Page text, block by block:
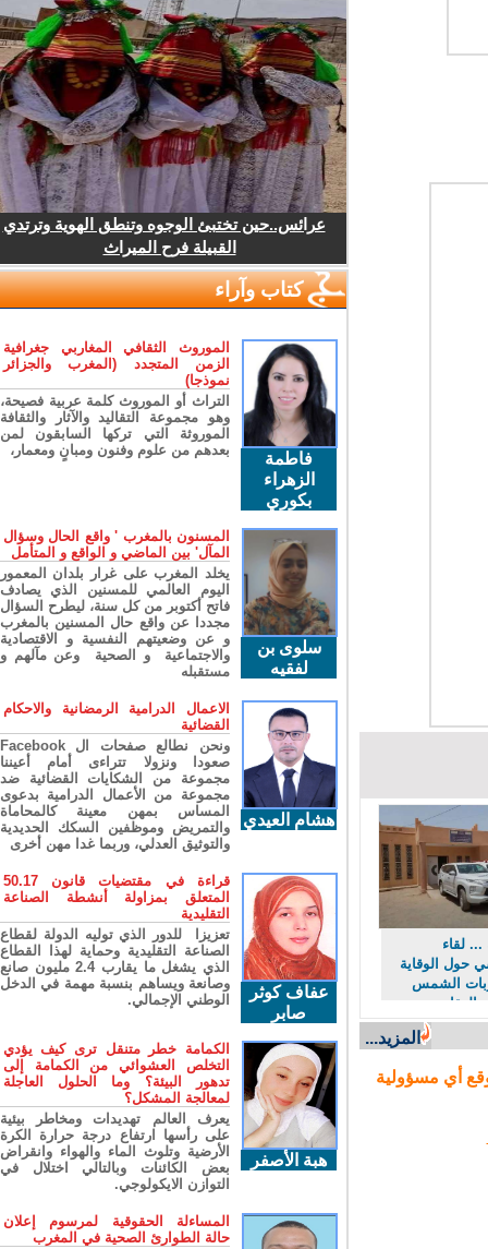
لقاء
الوقاية
الشمس
المزيد...
أي مسؤولية
عرائس..حين تختبئ الوجوه وتنطق الهوية وترتدي
القبيلة فرح الميراث
كتاب وآراء
فاطمة
الزهراء
بكوري
الموروث الثقافي المغاربي جغرافية
الزمن المتجدد (المغرب والجزائر
نموذجا)
التراث أو الموروث كلمة عربية فصيحة،
وهو مجموعة التقاليد والآثار والثقافة
الموروثة التي تركها السابقون لمن
بعدهم من علوم وفنون ومبانٍ ومعمار،
سلوى بن
لفقيه
المسنون بالمغرب ' واقع الحال وسؤال
المآل' بين الماضي و الواقع و المتأمل
يخلد المغرب على غرار بلدان المعمور
اليوم العالمي للمسنين الذي يصادف
فاتح أكتوبر من كل سنة، ليطرح السؤال
مجددا عن واقع حال المسنين بالمغرب
و عن وضعيتهم النفسية و الاقتصادية
والاجتماعية و الصحية وعن مآلهم و
مستقبله
هشام العيدي
الاعمال الدرامية الرمضانية والاحكام
القضائية
ونحن نطالع صفحات ال Facebook
صعودا ونزولا تتراءى أمام أعيننا
مجموعة من الشكايات القضائية ضد
مجموعة من الأعمال الدرامية بدعوى
المساس بمهن معينة كالمحاماة
والتمريض وموظفين السكك الحديدية
والتوثيق العدلي، وربما غدا مهن أخرى
عفاف كوثر
صابر
قراءة في مقتضيات قانون 50.17
المتعلق بمزاولة أنشطة الصناعة
التقليدية
تعزيزا للدور الذي توليه الدولة لقطاع
الصناعة التقليدية وحماية لهذا القطاع
الذي يشغل ما يقارب 2.4 مليون صانع
وصانعة ويساهم بنسبة مهمة في الدخل
الوطني الإجمالي.
هبة الأصفر
الكمامة خطر متنقل ترى كيف يؤدي
التخلص العشوائي من الكمامة إلى
تدهور البيئة؟ وما الحلول العاجلة
لمعالجة المشكل؟
يعرف العالم تهديدات ومخاطر بيئية
على رأسها ارتفاع درجة حرارة الكرة
الأرضية وتلوث الماء والهواء وانقراض
بعض الكائنات وبالتالي اختلال في
التوازن الايكولوجي.
المساءلة الحقوقية لمرسوم إعلان
حالة الطوارئ الصحية في المغرب